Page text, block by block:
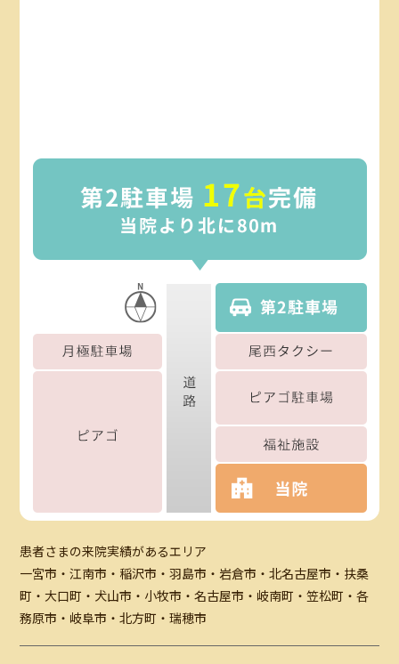
患者さまの来院実績があるエリア
一宮市・江南市・稲沢市・羽島市・岩倉市・北名古屋市・扶桑
町・大口町・犬山市・小牧市・名古屋市・岐南町・笠松町・各
務原市・岐阜市・北方町・瑞穂市